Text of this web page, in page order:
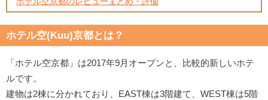
ホテル空(Kuu)京都とは？
「ホテル空京都」は2017年9月オープンと、比較的新しいホテ
ルです。
建物は2棟に分かれており、EAST棟は3階建て、WEST棟は5階